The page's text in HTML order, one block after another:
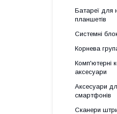
Батареї для
планшетів
Системні
Корнева
Комп'ютерні
аксесуари
Аксесуари
смартфонів
Сканери